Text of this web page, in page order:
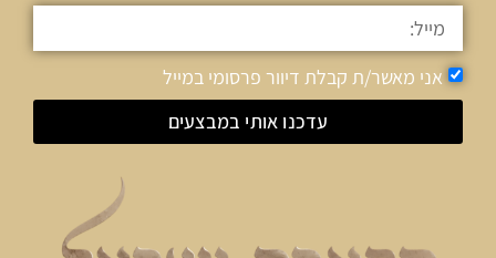
אני מאשר/ת קבלת דיוור פרסומי במייל
עדכנו אותי במבצעים